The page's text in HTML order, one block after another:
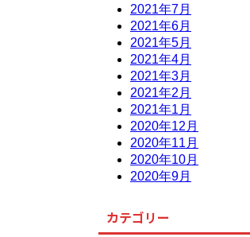
2021年7月
2021年6月
2021年5月
2021年4月
2021年3月
2021年2月
2021年1月
2020年12月
2020年11月
2020年10月
2020年9月
カテゴリー